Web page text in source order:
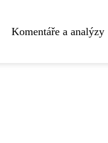
Komentáře a analýzy